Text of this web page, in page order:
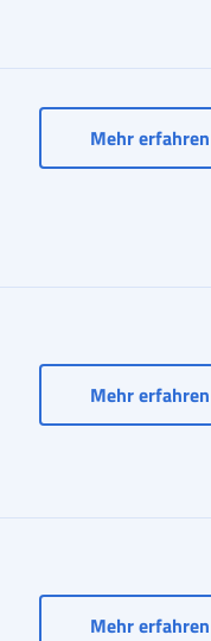
Mehr erfahren
Mehr erfahren
Leistung -
Mehr erfahren